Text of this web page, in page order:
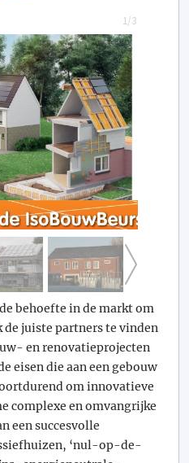
1/3
behoefte in de markt om
juiste partners te vinden
en renovatieprojecten
eisen die aan een gebouw
om innovatieve
complexe en omvangrijke
een succesvolle
‘nul-op-de-